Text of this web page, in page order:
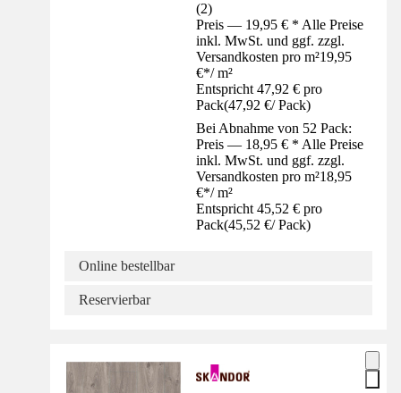
(2)
Preis — 19,95 € * Alle Preise
inkl. MwSt. und ggf. zzgl.
Versandkosten pro m²19,95
€*/ m²
Entspricht 47,92 € pro
Pack(47,92 €/ Pack)
Bei Abnahme von 52 Pack:
Preis — 18,95 € * Alle Preise
inkl. MwSt. und ggf. zzgl.
Versandkosten pro m²18,95
€*/ m²
Entspricht 45,52 € pro
Pack(45,52 €/ Pack)
Online bestellbar
Reservierbar